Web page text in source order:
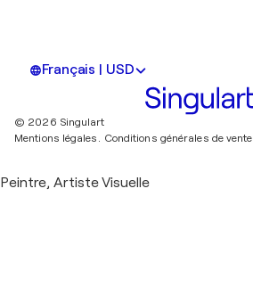
Français | USD
© 2026 Singulart
Mentions légales. Conditions générales de vente
Peintre, Artiste Visuelle